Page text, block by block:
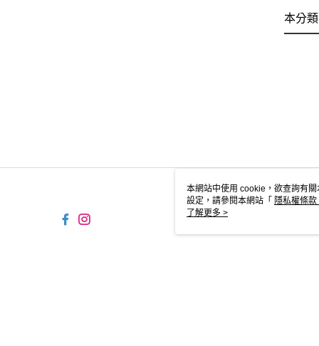
本分
本網站中使用 cookie，欲查詢有
設定，請參閱本網站「 隱私權條款
使用 cookie。
了解更多 >